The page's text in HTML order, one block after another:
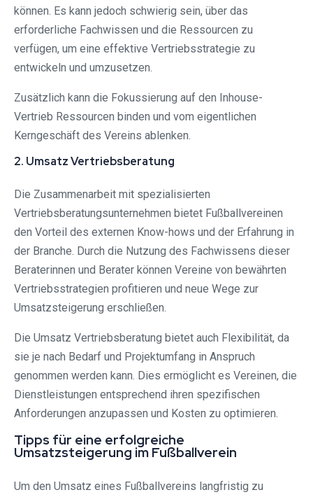
können. Es kann jedoch schwierig sein, über das
erforderliche Fachwissen und die Ressourcen zu
verfügen, um eine effektive Vertriebsstrategie zu
entwickeln und umzusetzen.
Zusätzlich kann die Fokussierung auf den Inhouse-
Vertrieb Ressourcen binden und vom eigentlichen
Kerngeschäft des Vereins ablenken.
2. Umsatz Vertriebsberatung
Die Zusammenarbeit mit spezialisierten
Vertriebsberatungsunternehmen bietet Fußballvereinen
den Vorteil des externen Know-hows und der Erfahrung in
der Branche. Durch die Nutzung des Fachwissens dieser
Beraterinnen und Berater können Vereine von bewährten
Vertriebsstrategien profitieren und neue Wege zur
Umsatzsteigerung erschließen.
Die Umsatz Vertriebsberatung bietet auch Flexibilität, da
sie je nach Bedarf und Projektumfang in Anspruch
genommen werden kann. Dies ermöglicht es Vereinen, die
Dienstleistungen entsprechend ihren spezifischen
Anforderungen anzupassen und Kosten zu optimieren.
Tipps für eine erfolgreiche
Umsatzsteigerung im Fußballverein
Um den Umsatz eines Fußballvereins langfristig zu